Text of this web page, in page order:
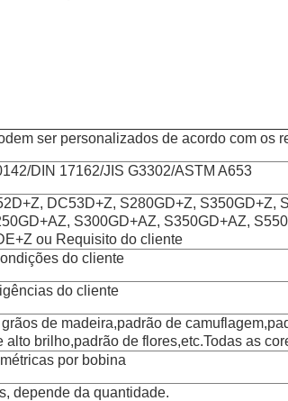
ser personalizados de acordo com os
DIN 17162/JIS G3302/ASTM A653
DC53D+Z, S280GD+Z, S350GD+Z,
S300GD+AZ, S350GD+AZ,
ou Requisito do cliente
do cliente
do cliente
de madeira,padrão de
alto brilho,padrão de flores,etc.Todas as
por bobina
depende da quantidade.